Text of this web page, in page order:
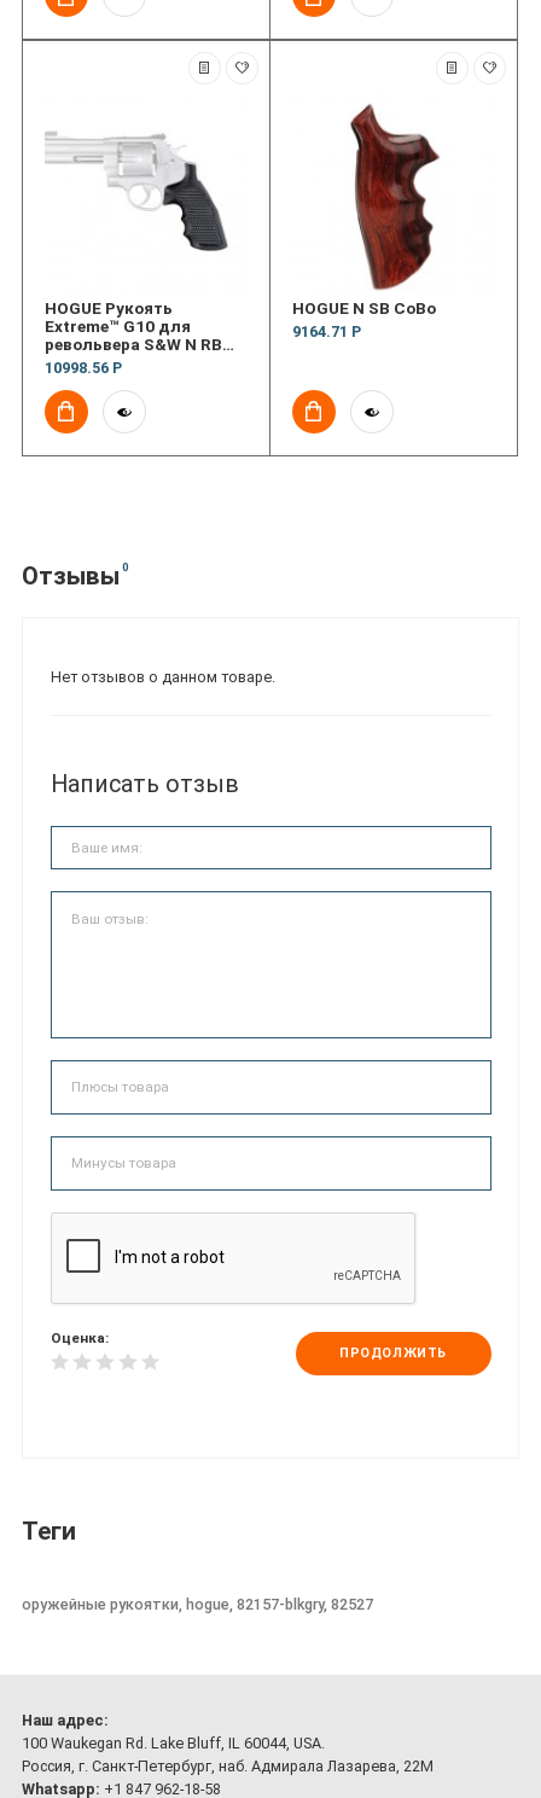
HOGUE Рукоять
Extreme™ G10 для
револьвера S&W N RB
Con FG Prha
10998.56 Р
HOGUE N SB CoBo
9164.71 Р
Отзывы 0
Нет отзывов о данном товаре.
Написать отзыв
Оценка:
ПРОДОЛЖИТЬ
Теги
оружейные рукоятки, hogue, 82157-blkgry, 82527
Наш адрес:
100 Waukegan Rd. Lake Bluff, IL 60044, USA.
Россия, г. Санкт-Петербург, наб. Адмирала Лазарева, 22М
Whatsapp: +1 847 962-18-58